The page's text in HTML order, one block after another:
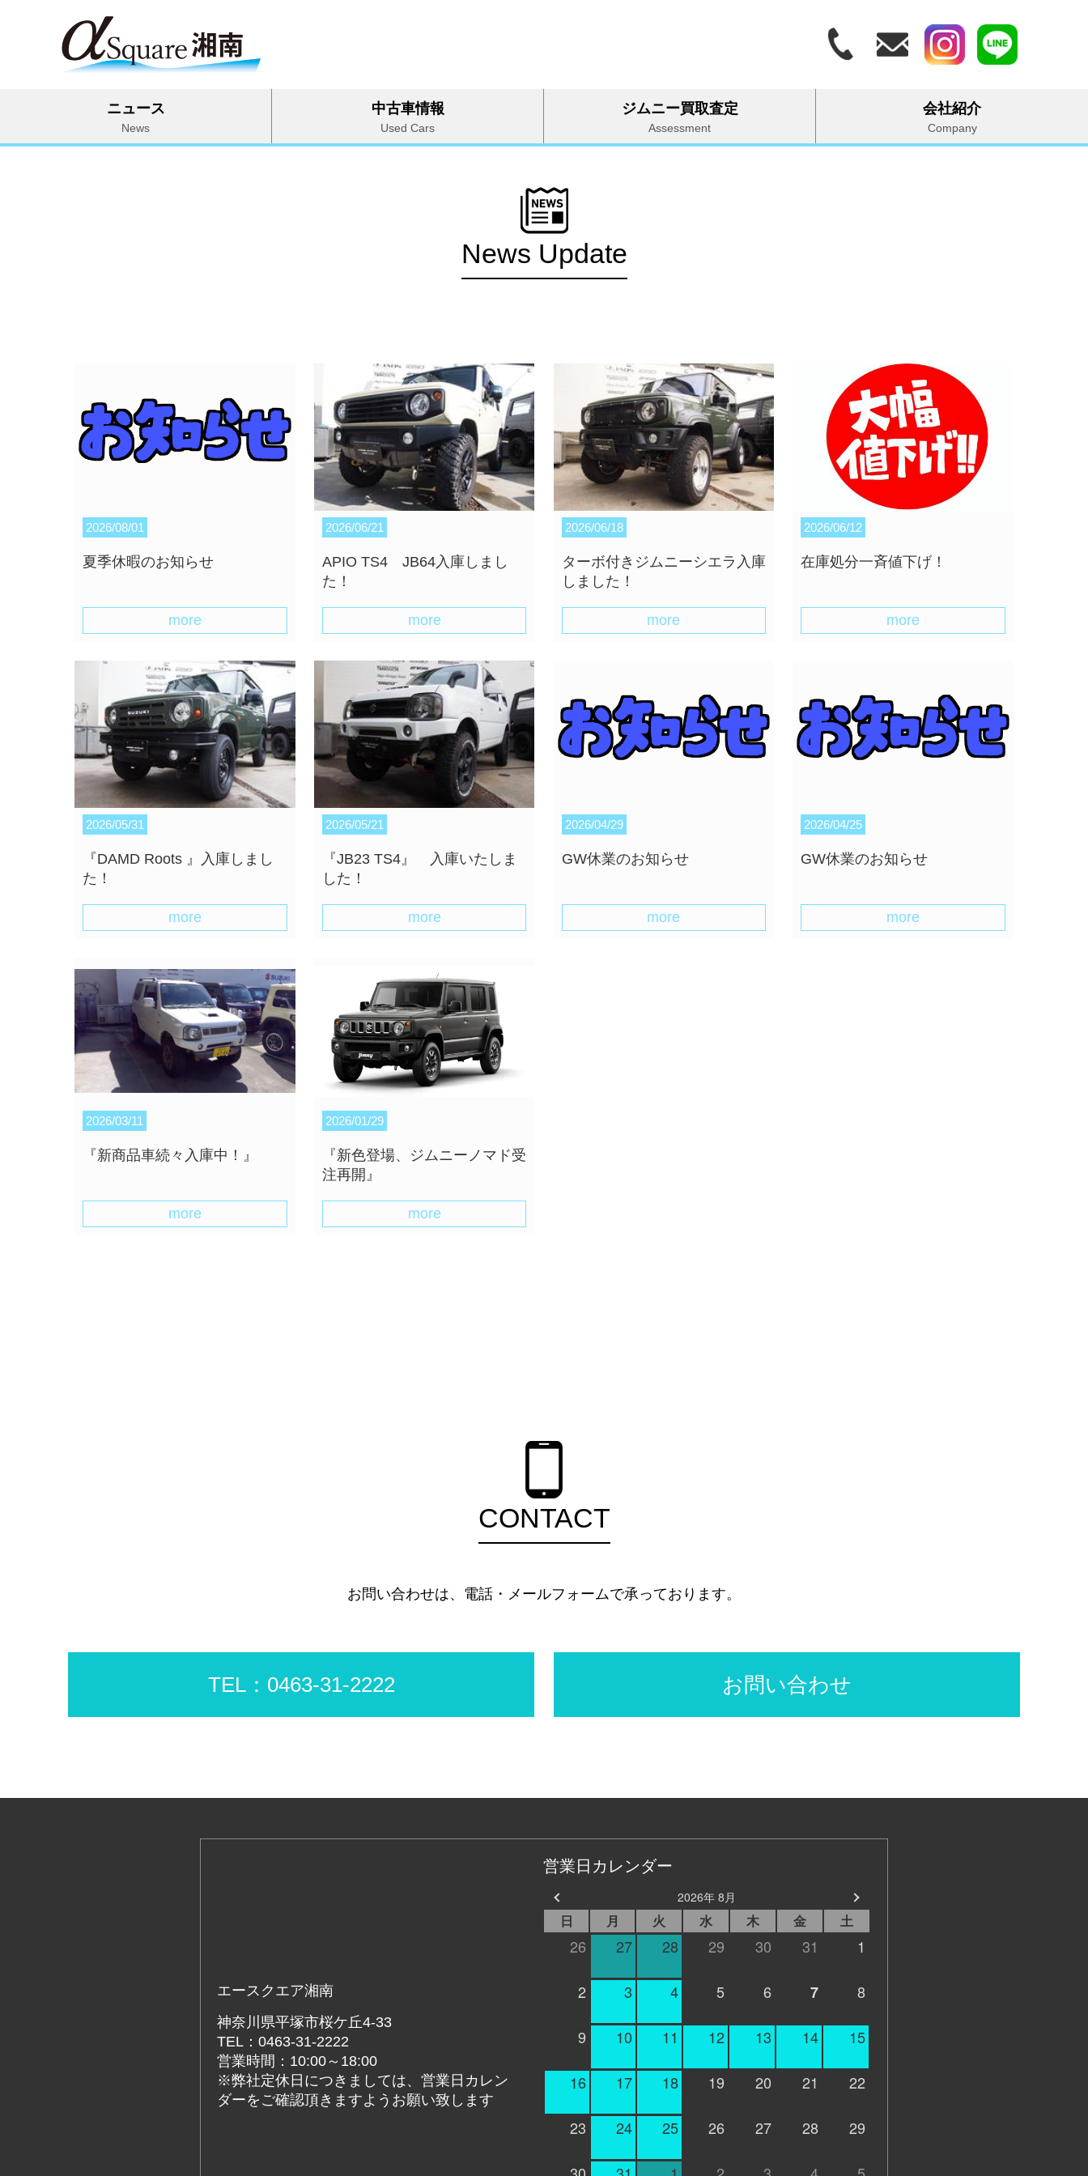
ニュース
News
中古車情報
Used Cars
ジムニー買取査定
Assessment
会社紹介
Company
News Update
2026/08/01
夏季休暇のお知らせ
more
2026/06/21
APIO TS4 JB64入庫しまし
た！
more
2026/06/18
ターボ付きジムニーシエラ入庫
しました！
more
2026/06/12
在庫処分一斉値下げ！
more
2026/05/31
『DAMD Roots 』入庫しまし
た！
more
2026/05/21
『JB23 TS4』 入庫いたしま
した！
more
2026/04/29
GW休業のお知らせ
more
2026/04/25
GW休業のお知らせ
more
2026/03/11
『新商品車続々入庫中！』
more
2026/01/29
『新色登場、ジムニーノマド受
注再開』
more
CONTACT
お問い合わせは、電話・メールフォームで承っております。
TEL：0463-31-2222 お問い合わせ
エースクエア湘南
神奈川県平塚市桜ケ丘4-33
TEL：0463-31-2222
営業時間：10:00～18:00
※弊社定休日につきましては、営業日カレン
ダーをご確認頂きますようお願い致します
営業日カレンダー
2026年 8月
日 月 火 水 木 金 土
26 27 28 29 30 31 1
2 3 4 5 6 7 8
9 10 11 12 13 14 15
16 17 18 19 20 21 22
23 24 25 26 27 28 29